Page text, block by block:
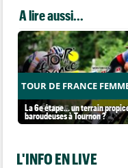
A lire aussi...
TOUR DE FRANCE
La 6e étape… un terrain
baroudeuses à Tournon ?
L'INFO EN LIVE